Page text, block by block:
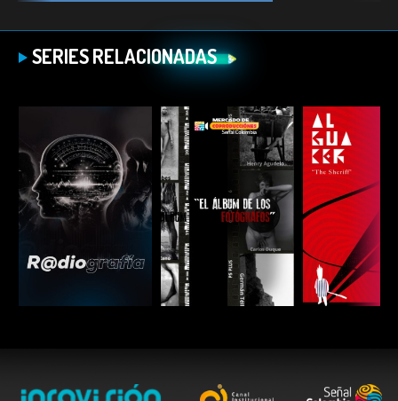
SERIES RELACIONADAS
ESCUCHAR